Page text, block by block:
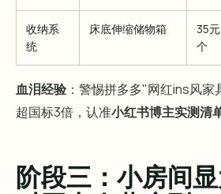
收纳系
统
床底伸缩储物箱
35
个
血泪经验 ：警惕拼多多"网红ins风
超国标3倍，认准小红书博主实测清
阶段三：小房间